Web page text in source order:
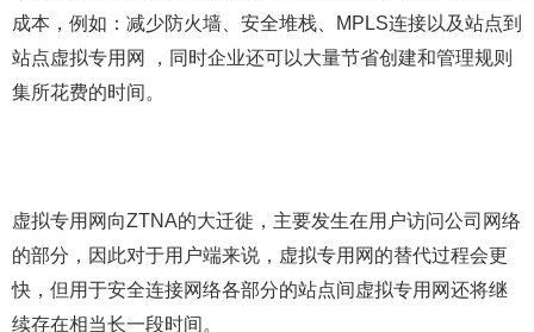
成本，例如：减少防火墙、安全堆栈、MPLS连接以及站点到
站点虚拟专用网 ，同时企业还可以大量节省创建和管理规则
集所花费的时间。
虚拟专用网向ZTNA的大迁徙，主要发生在用户访问公司网络
的部分，因此对于用户端来说，虚拟专用网的替代过程会更
快，但用于安全连接网络各部分的站点间虚拟专用网还将继
续存在相当长一段时间。